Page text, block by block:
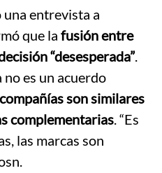
entrevista a
que la fusión entre
“desesperada”
es un acuerdo
son similares
complementarias . “Es
las marcas son